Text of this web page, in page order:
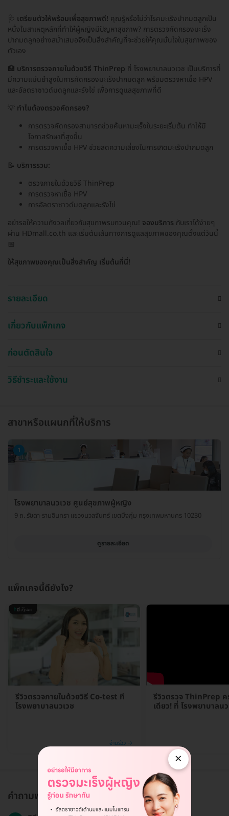
🩺 เตรียมตัวให้พร้อมเพื่อสุขภาพดี! คุณรู้หรือไม่ว่าโรคมะเร็งปากมดลูกเป็น
หนึ่งในสาเหตุหลักที่ทำให้ผู้หญิงมีปัญหาสุขภาพ? การตรวจคัดกรองมะเร็ง
ปากมดลูกอย่างสม่ำเสมอจึงเป็นสิ่งสำคัญที่จะช่วยให้คุณมั่นใจในสุขภาพของ
ตัวเอง
🏥 บริการตรวจภายในด้วยวิธี ThinPrep ที่ โรงพยาบาลนวเวช เป็นบริการที่
มีความแม่นยำสูงในการคัดกรองมะเร็งปากมดลูก พร้อมตรวจหาเชื้อ HPV
และอัลตราซาวด์มดลูกและรังไข่ เพื่อการดูแลสุขภาพที่ดี
💡 ทำไมต้องตรวจคัดกรอง?
การตรวจคัดกรองสามารถช่วยค้นหามะเร็งในระยะเริ่มต้น ทำให้มี
โอกาสรักษาที่สูงขึ้น
การตรวจหาเชื้อ HPV ช่วยลดความเสี่ยงในการเกิดมะเร็งปากมดลูก
📝 บริการรวม:
ตรวจภายในด้วยวิธี ThinPrep
การตรวจหาเชื้อ HPV
การอัลตราซาวด์มดลูกและรังไข่
อย่ารอให้ความกังวลเกี่ยวกับสุขภาพรบกวนคุณ! จองบริการ กับเราได้ง่ายๆ
ผ่าน HDmall.co.th และเริ่มต้นเส้นทางการดูแลสุขภาพของคุณตั้งแต่วันนี้
📅
ให้สุขภาพของคุณเป็นสิ่งสำคัญ เริ่มต้นที่นี่!
รายละเอียด
เกี่ยวกับแพ็กเกจ
ก่อนตัดสินใจ
วิธีชำระและใช้งาน
สาขาหรือแผนกที่ให้บริการ
1
โรงพยาบาลนวเวช ศูนย์สุขภาพผู้หญิง
9 ถ. รัชดา-รามอินทรา แขวงนวลจันทร์ เขตบึงกุ่ม กรุงเทพมหานคร 10230
ดูรายละเอียด
แพ็กเกจนี้ดียังไง?
รีวิวตรวจภายในด้วยวิธี Co-test ที่
โรงพยาบาลนวเวช
อ่านรีวิว →
รีวิวตรวจ ThinPrep
เดียว! ที่ โรงพยาบาลน
คำถามพบบ่อย
×